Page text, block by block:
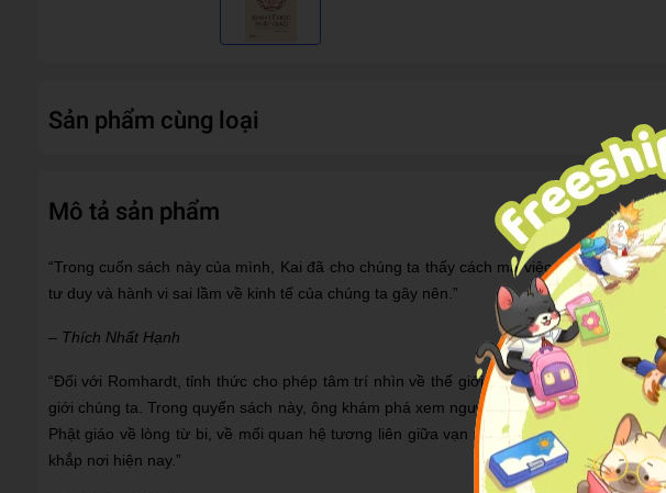
Sản phẩm cùng loại
Mô tả sản phẩm
“Trong cuốn sách này của mình, Kai đã cho chúng ta thấy cách mà việc thực hành
tư duy và hành vi sai lầm về kinh tế của chúng ta gây nên.”
– Thích Nhất Hạnh
“Đối với Romhardt, tỉnh thức cho phép tâm trí nhìn về thế giới đúng như bản chất
giới chúng ta. Trong quyển sách này, ông khám phá xem người ta tiêu thụ những gì,
Phật giáo về lòng từ bi, về mối quan hệ tương liên giữa vạn vật... Những phân tích
khắp nơi hiện nay.”